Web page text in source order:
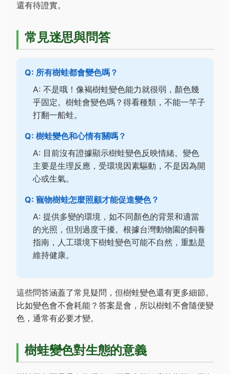
還有待證實。
常見迷思與問答
Q: 所有樹蛙都會變色嗎？
A: 不是哦！像褐樹蛙變色能力就很弱，顏色幾
乎固定。樹蛙會變色嗎？得看種類，不能一竿子
打翻一船蛙。
Q: 樹蛙變色和心情有關嗎？
A: 目前沒有證據顯示樹蛙變色反映情緒。變色
主要是生理反應，受環境因素驅動，不是因為開
心或生氣。
Q: 寵物樹蛙怎麼照顧才能促進變色？
A: 提供多變的環境，如不同顏色的背景和適當
的光照，但別過度干擾。根據台灣動物園的飼養
指南，人工環境下樹蛙變色可能不自然，重點是
維持健康。
這些問答涵蓋了常見疑問，但樹蛙變色還有更多細節。
比如變色會不會耗能？答案是會，所以樹蛙不會隨便變
色，通常有必要才變。
樹蛙變色對生態的意義